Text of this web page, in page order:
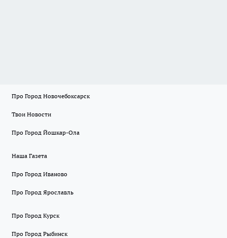
Про Город Новочебоксарск
Твои Новости
Про Город Йошкар-Ола
Наша Газета
Про Город Иваново
Про Город Ярославль
Про Город Курск
Про Город Рыбинск